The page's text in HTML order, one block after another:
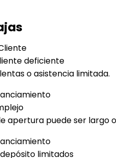
deficiente
o asistencia limitada.
apertura puede ser largo
limitados